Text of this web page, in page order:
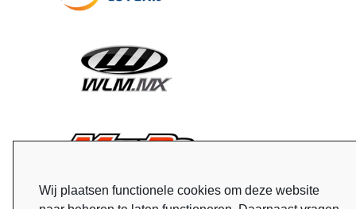
Wij plaatsen functionele cookies om deze website